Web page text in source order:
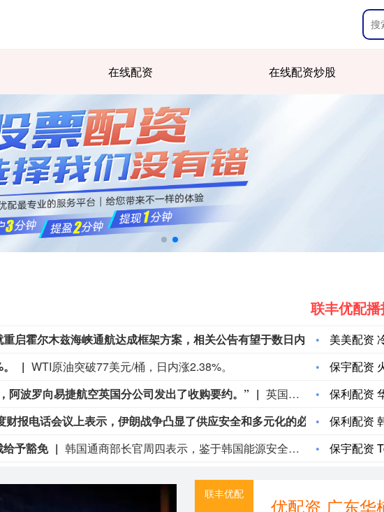
在线配资 在线配资炒股
一位高层
WTI原油突破77美元/桶，日内涨2.38%。
阿波罗向易捷航空英国分公司发出了收购要约。”
英国民用航空管理局：“我们已了解到，阿波罗向易捷航空英国分公司发出了收购要约。”
切尼尔能源总裁杰克·富斯科在第二季度财报电话会议上表示，伊朗战争凸显了供应安全和多元化的必要性。
切尼尔能
予豁免 韩国通商部长官周四表示，鉴于韩国能源安全存在隐忧，已向新任英国贸易大臣提出请求，希望英国即将出台的制裁措施对韩国进口俄罗斯液化天然气（LNG）予以豁免。 韩国产业部称，如果无法获得豁免，韩国国营企业韩国天然气公司（KOGAS）自俄罗斯太平洋沿岸萨哈林2号油气项目采购液化天然气的业务将遭遇中断。该企业持有长期采购合同，合约有效期持续至2028年3月。
联丰优配播
美美配资 冷
保宇配资 火
保利配资 华
保利配资 韩
保宇配资 Top
联丰优配